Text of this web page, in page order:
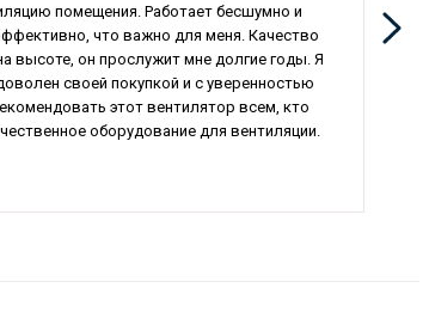
помещения. Работает бесшумно и
что важно для меня. Качество
высоте, он прослужит мне долгие годы. Я
своей покупкой и с уверенностью
этот вентилятор всем, кто
оборудование для вентиляции.